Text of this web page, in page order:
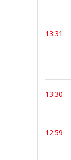
13:31
13:30
12:59